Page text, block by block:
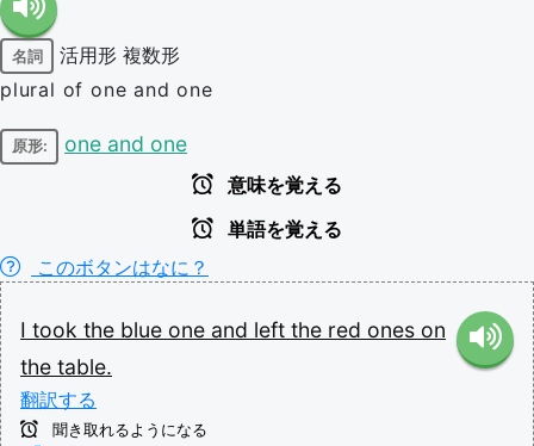
名詞 活用形 複数形
plural of one and one
原形: one and one
意味を覚える
単語を覚える
このボタンはなに？
I took the blue one and left the red ones on
the table.
翻訳する
聞き取れるようになる